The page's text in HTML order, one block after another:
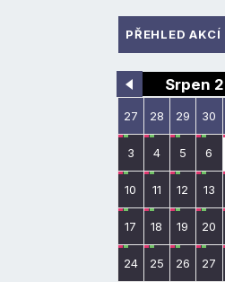
PŘEHLED AKCÍ
Srpen
27 28 29 30
3 4 5 6
10 11 12 13
17 18 19 20
24 25 26 27